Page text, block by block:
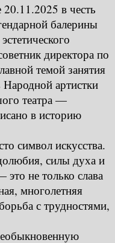
в честь
балерины
директора по
темой занятия
Народной артистки
театра —
в историю
символ искусства.
силы духа и
не только слава
многолетняя
с трудностями,